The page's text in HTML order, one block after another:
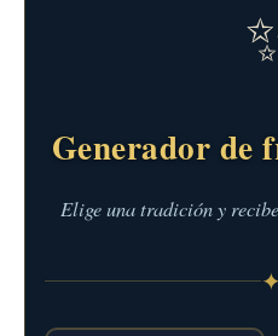
Generador de
Elige una tradición y
✦